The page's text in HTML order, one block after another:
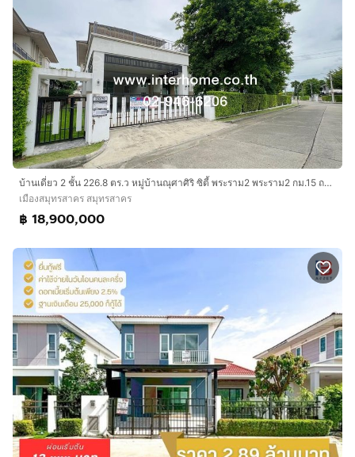
บ้านเดี่ยว 2 ชั้น 226.8 ตร.ว หมู่บ้านณุศาศิริ ซิตี้ พระราม2 พระราม2 กม.15 ถนนพระราม2 เมืองสมุทรสาคร สมุทรสาคร
เมืองสมุทรสาคร สมุทรสาคร
฿ 18,900,000